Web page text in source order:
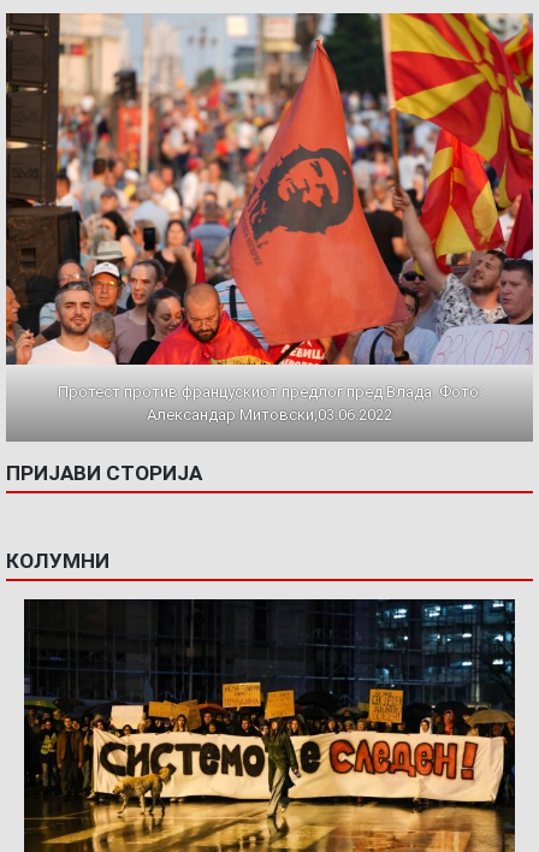
Протест против францускиот предлог пред Влада. Фото:
Александар Митовски,03.06.2022
ПРИЈАВИ СТОРИЈА
КОЛУМНИ